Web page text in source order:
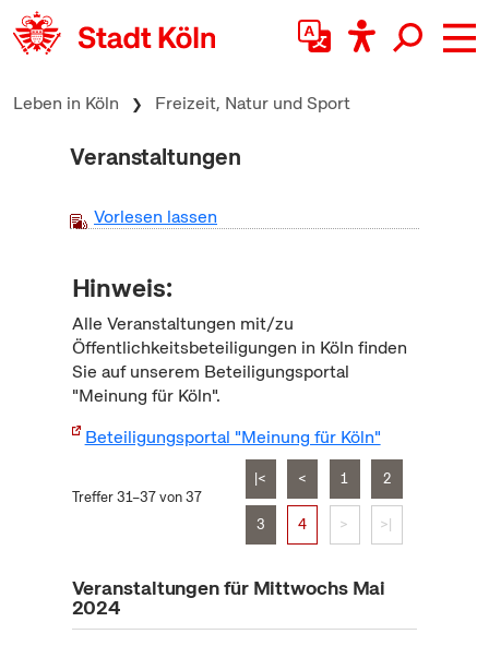
zum Inhalt springen
Leben in Köln Freizeit, Natur und Sport
Veranstaltungen
Vorlesen lassen
Hinweis:
Alle Veranstaltungen mit/zu
Öffentlichkeitsbeteiligungen in Köln finden
Sie auf unserem Beteiligungsportal
"Meinung für Köln".
Beteiligungsportal "Meinung für Köln"
Treffer 31–37 von 37
|< < 1 2
3 4 > >|
Veranstaltungen für Mittwochs Mai
2024